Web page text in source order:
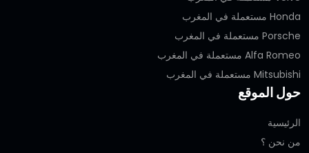
Honda مستعملة في المغرب
Porsche مستعملة في المغرب
Alfa Romeo مستعملة في المغرب
Mitsubishi مستعملة في المغرب
حول الموقع
الرئيسية
من نحن ؟